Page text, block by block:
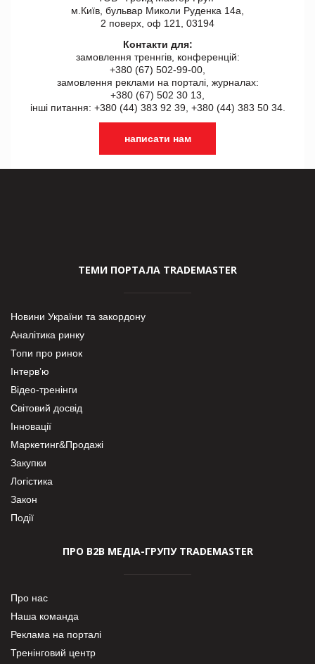
м.Київ, бульвар Миколи Руденка 14а,
2 поверх, оф 121, 03194
Контакти для:
замовлення треннгів, конференцій:
+380 (67) 502-99-00,
замовлення реклами на порталі, журналах:
+380 (67) 502 30 13,
інші питання: +380 (44) 383 92 39, +380 (44) 383 50 34.
написати нам
ТЕМИ ПОРТАЛА TRADEMASTER
Новини України та закордону
Аналітика ринку
Топи про ринок
Інтерв’ю
Відео-тренінги
Світовий досвід
Інновації
Маркетинг&Продажі
Закупки
Логістика
Закон
Події
ПРО В2В МЕДІА-ГРУПУ TRADEMASTER
Про нас
Наша команда
Реклама на порталі
Тренінговий центр